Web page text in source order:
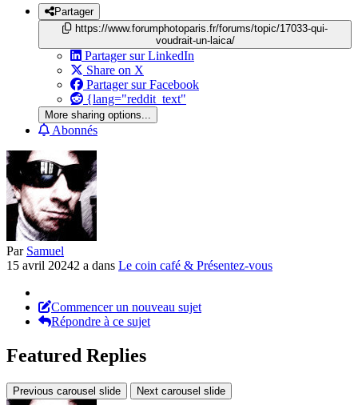
Partager
https://www.forumphotoparis.fr/forums/topic/17033-qui-
voudrait-un-laica/
Partager sur LinkedIn
Share on X
Partager sur Facebook
{lang="reddit_text"
More sharing options...
Abonnés
Par Samuel
15 avril 20242 a dans Le coin café & Présentez-vous
Commencer un nouveau sujet
Répondre à ce sujet
Featured Replies
Previous carousel slide Next carousel slide